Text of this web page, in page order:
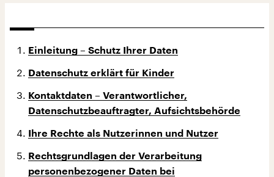
Einleitung – Schutz Ihrer Daten
Datenschutz erklärt für Kinder
Kontaktdaten – Verantwortlicher,
Datenschutzbeauftragter, Aufsichtsbehörde
Ihre Rechte als Nutzerinnen und Nutzer
Rechtsgrundlagen der Verarbeitung
personenbezogener Daten bei